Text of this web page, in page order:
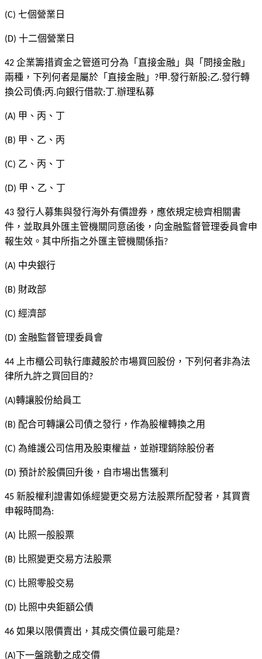
(C) 七個營業日
(D) 十二個營業日
42 企業籌措資金之管道可分為「直接金融」與「問接金融」
兩種，下列何者是屬於「直接金融」 ?甲.發行新股;乙.發行轉
換公司債;丙.向銀行借款;丁.辦理私募
(A) 甲、丙、丁
(B) 甲、乙、丙
(C) 乙、丙、丁
(D) 甲、乙、丁
43 發行人募集與發行海外有價證券，應依規定檢齊相關書
件，並取具外匯主管機關同意函後，向金融監督管理委員會申
報生效。其中所指之外匯主管機關係指?
(A) 中央銀行
(B) 財政部
(C) 經濟部
(D) 金融監督管理委員會
44
上市櫃公司執行庫藏股於市場買回股份，下列何者非為法
律所九許之買回目的?
(A)轉讓股份給員工
(B) 配合可轉讓公司債之發行，作為股權轉換之用
(C) 為維護公司信用及股東權益，並辦理銷除股份者
(D) 預計於股價回升後，自市場出售獲利
45 新股權利證書如係經變更交易方法股票所配發者，其買賣
申報時間為:
(A) 比照一般股票
(B) 比照變更交易方法股票
(C) 比照零股交易
(D) 比照中央鉅額公債
46 如果以限價賣出，其成交價位最可能是?
(A)下一盤跳動之成交價